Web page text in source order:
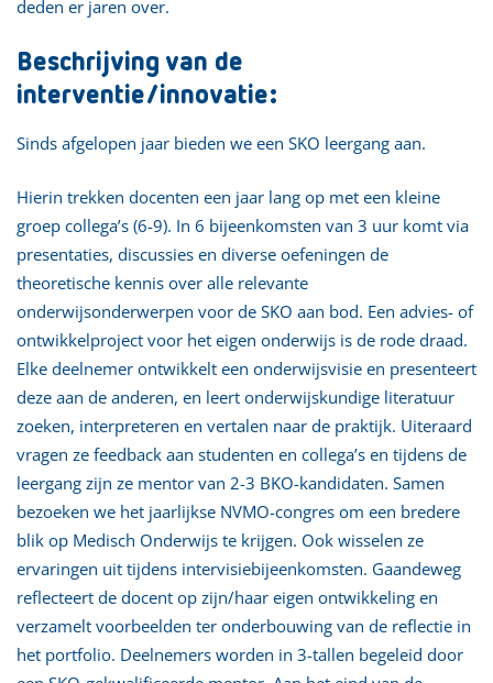
deden er jaren over.
Beschrijving van de
interventie/innovatie:
Sinds afgelopen jaar bieden we een SKO leergang aan.
Hierin trekken docenten een jaar lang op met een kleine
groep collega’s (6-9). In 6 bijeenkomsten van 3 uur komt via
presentaties, discussies en diverse oefeningen de
theoretische kennis over alle relevante
onderwijsonderwerpen voor de SKO aan bod. Een advies- of
ontwikkelproject voor het eigen onderwijs is de rode draad.
Elke deelnemer ontwikkelt een onderwijsvisie en presenteert
deze aan de anderen, en leert onderwijskundige literatuur
zoeken, interpreteren en vertalen naar de praktijk. Uiteraard
vragen ze feedback aan studenten en collega’s en tijdens de
leergang zijn ze mentor van 2-3 BKO-kandidaten. Samen
bezoeken we het jaarlijkse NVMO-congres om een bredere
blik op Medisch Onderwijs te krijgen. Ook wisselen ze
ervaringen uit tijdens intervisiebijeenkomsten. Gaandeweg
reflecteert de docent op zijn/haar eigen ontwikkeling en
verzamelt voorbeelden ter onderbouwing van de reflectie in
het portfolio. Deelnemers worden in 3-tallen begeleid door